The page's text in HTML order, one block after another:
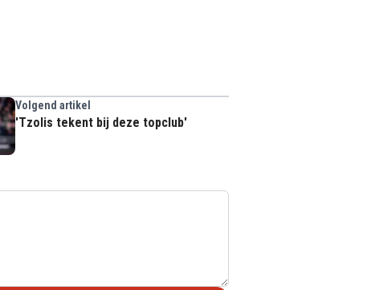
Volgend artikel
'Tzolis tekent bij deze topclub'